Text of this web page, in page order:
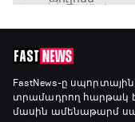
23:45 - 00:00
FastNews-ը սպորտային
տրամադրող հարթակ
մասին ամենաթարմ